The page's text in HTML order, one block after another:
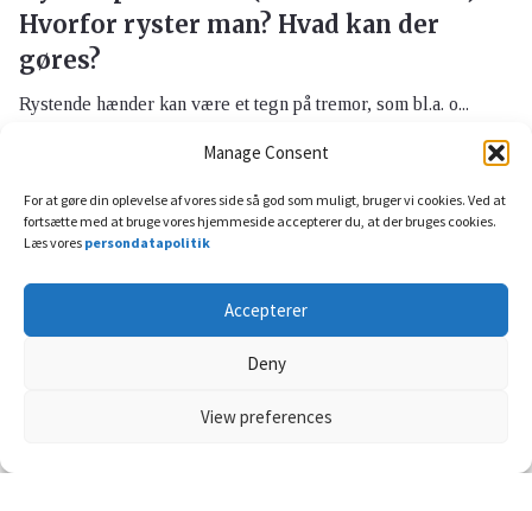
Manage Consent
For at gøre din oplevelse af vores side så god som muligt, bruger vi cookies. Ved at
fortsætte med at bruge vores hjemmeside accepterer du, at der bruges cookies.
Læs vores persondatapolitik
Accepterer
Deny
View preferences
Hvorfor ryster man? Hvad kan der
gøres?
Rystende hænder kan være et tegn på tremor, som bl.a. o...